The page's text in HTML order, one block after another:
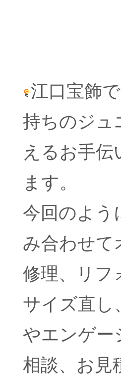
江口宝飾
持ちのジュ
えるお手
ます。
今回のよう
み合わせて
修理、リフ
サイズ直し
やエンゲー
相談、お見